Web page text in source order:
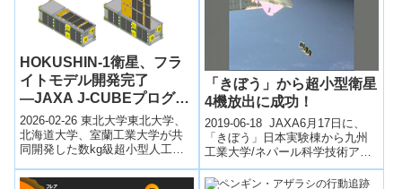
HOKUSHIN-1衛星、フラ
イトモデル開発完了
―JAXA J-CUBEプログラ
ムの支援の下、2026年春
以降に打ち上げ、宇宙実証
へ―
2026-02-26 東北大学東北大学、
北海道大学、室蘭工業大学が共
同開発した数kg級超小型人工衛
トモデルの開発を完了し、打...
「きぼう」から超小型衛星
4機放出に成功！
2019-06-18 JAXA6月17日に、
「きぼう」日本実験棟から九州
工業大学/ネパール科学技術アカ
デミー（NepaliSat-1）、九州工
業大学/スリラン...